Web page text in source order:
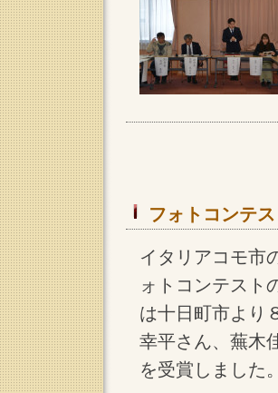
フォトコンテ
イタリアコモ市
ォトコンテスト
は十日町市より
幸平さん、蕪木
を受賞しました